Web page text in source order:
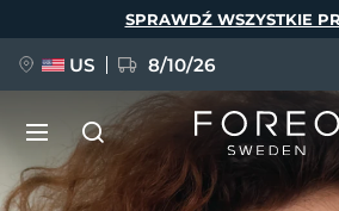
SPRAWDŹ WSZYSTKIE
US 8/10/26